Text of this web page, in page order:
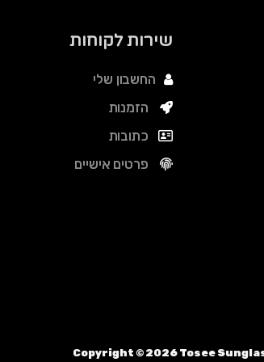
שירות לקוחות
החשבון שלי
הזמנות
כתובות
פרטים אישיים
Copyright © 2026 Tosee